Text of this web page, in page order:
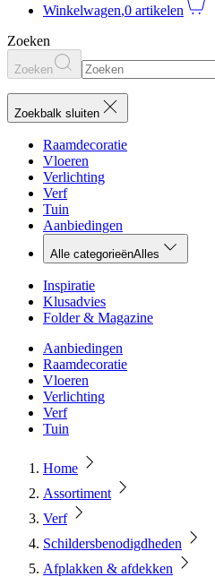
Winkelwagen,0 artikelen
Zoeken
Zoeken
Zoekbalk sluiten
Raamdecoratie
Vloeren
Verlichting
Verf
Tuin
Aanbiedingen
Alle categorieënAlles
Inspiratie
Klusadvies
Folder & Magazine
Aanbiedingen
Raamdecoratie
Vloeren
Verlichting
Verf
Tuin
Home
Assortiment
Verf
Schildersbenodigdheden
Afplakken & afdekken